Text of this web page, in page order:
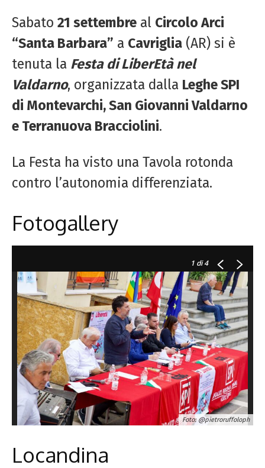
Sabato 21 settembre al Circolo Arci
“Santa Barbara” a Cavriglia (AR) si è
tenuta la Festa di LiberEtà nel
Valdarno, organizzata dalla Leghe SPI
di Montevarchi, San Giovanni Valdarno
e Terranuova Bracciolini.
La Festa ha visto una Tavola rotonda
contro l’autonomia differenziata.
Fotogallery
1 di 4
Foto: @pietroruffoloph
Locandina